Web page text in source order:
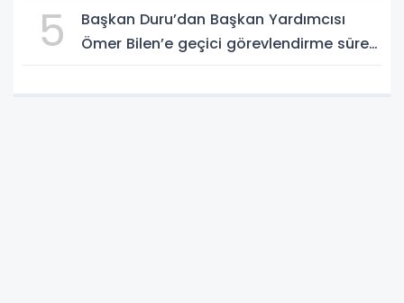
5
Başkan Duru’dan Başkan Yardımcısı
Ömer Bilen’e geçici görevlendirme süreci